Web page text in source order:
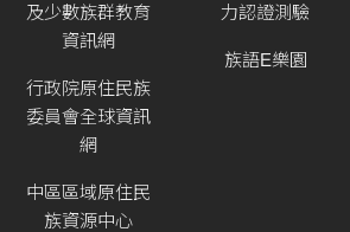
及少數族群教育
資訊網
行政院原住民族
委員會全球資訊
網
中區區域原住民
族資源中心
力認證測驗
族語E樂園